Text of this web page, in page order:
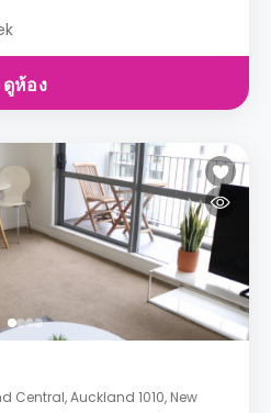
ดูห้อง
Central, Auckland 1010, New